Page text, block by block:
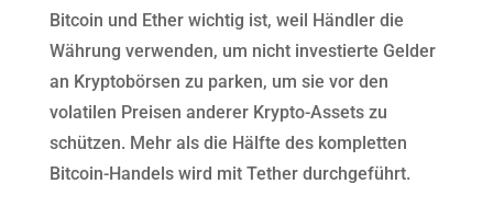
Bitcoin und Ether wichtig ist, weil Händler die
Währung verwenden, um nicht investierte Gelder
an Kryptobörsen zu parken, um sie vor den
volatilen Preisen anderer Krypto-Assets zu
schützen. Mehr als die Hälfte des kompletten
Bitcoin-Handels wird mit Tether durchgeführt.